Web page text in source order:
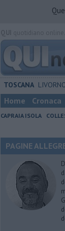
TOSCANA
Home Cronaca
CAPRAIA ISOLA
PAGINE